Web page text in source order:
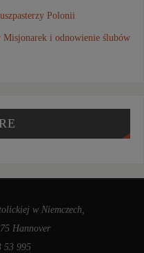
Polonii
i odnowienie ślubów
w Niemczech,
Hannover
53 995